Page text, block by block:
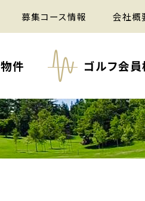
募集コース情報 会社概
件 ゴルフ会